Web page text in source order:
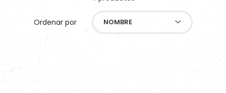
Ordenar por NOMBRE